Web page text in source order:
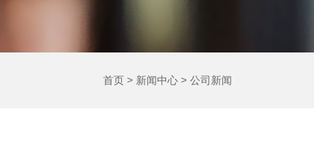
首页> 新闻中心> 公司新闻